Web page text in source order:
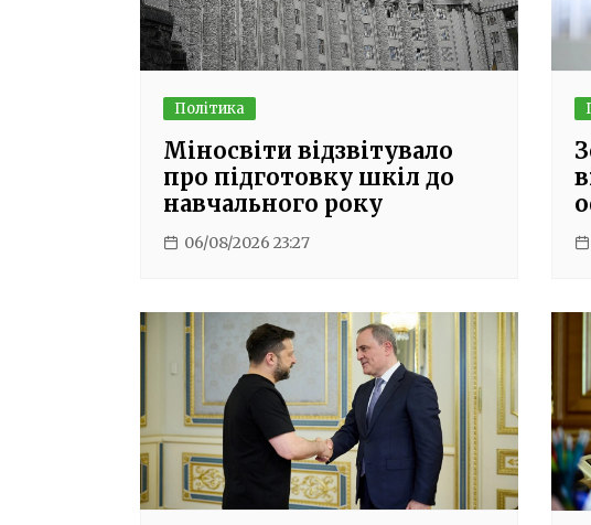
Політика
Міносвіти відзвітувало
про підготовку шкіл до
навчального року
06/08/2026 23:27